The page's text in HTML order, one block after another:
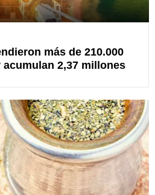
más de 210.000
2,37 millones